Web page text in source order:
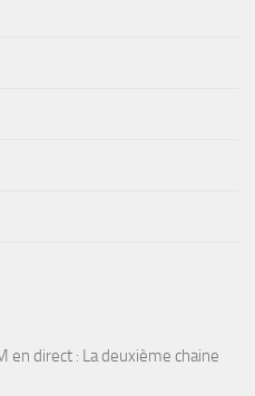
en direct : La deuxième chaine